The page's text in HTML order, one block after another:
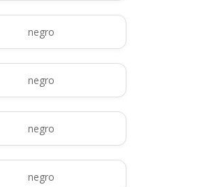
negro
negro
negro
negro